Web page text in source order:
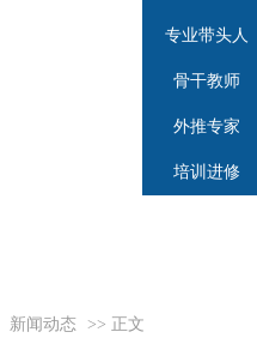
专业带头人
骨干教师
外推专家
培训进修
新闻动态 >> 正文